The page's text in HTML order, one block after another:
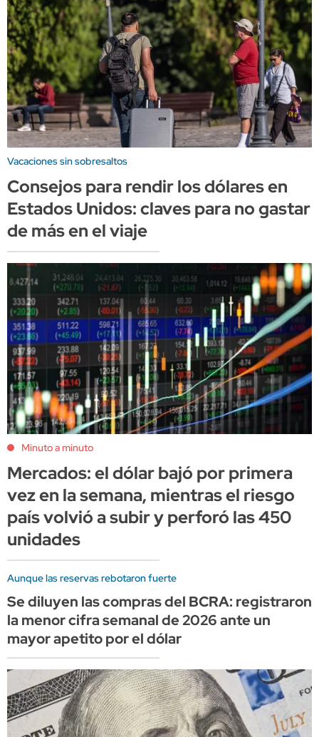
Vacaciones sin sobresaltos
Consejos para rendir los dólares en
Estados Unidos: claves para no gastar
de más en el viaje
Minuto a minuto
Mercados: el dólar bajó por primera
vez en la semana, mientras el riesgo
país volvió a subir y perforó las 450
unidades
Aunque las reservas rebotaron fuerte
Se diluyen las compras del BCRA: registraron
la menor cifra semanal de 2026 ante un
mayor apetito por el dólar